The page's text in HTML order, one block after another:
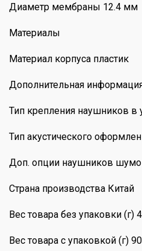
Диаметр мембраны 12.4 мм
Материалы
Материал корпуса пластик
Дополнительная
Тип крепления наушников в
Тип акустического
Доп. опции наушников
Страна производства Китай
Вес товара без упаковки (г)
Вес товара с упаковкой (г)